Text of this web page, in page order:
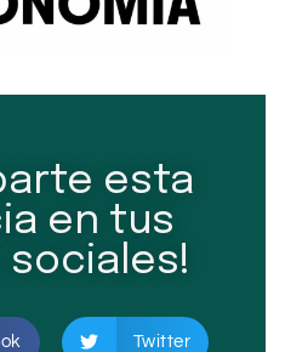
esta
en tus
sociales!
Twitter